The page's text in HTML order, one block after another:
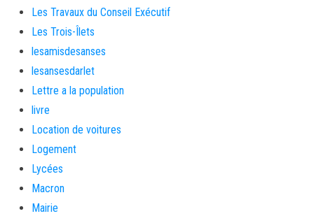
Les Travaux du Conseil Exécutif
Les Trois-Îlets
lesamisdesanses
lesansesdarlet
Lettre a la population
livre
Location de voitures
Logement
Lycées
Macron
Mairie